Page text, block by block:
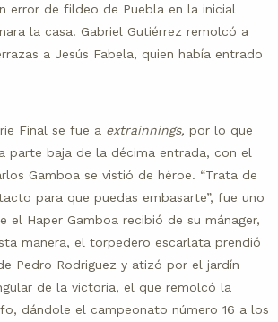
error de fildeo de Puebla en la inicial
la casa. Gabriel Gutiérrez remolcó a
a Jesús Fabela, quien había entrado
Final se fue a extrainnings, por lo que
parte baja de la décima entrada, con el
Gamboa se vistió de héroe. “Trata de
para que puedas embasarte”, fue uno
el Haper Gamboa recibió de su mánager,
manera, el torpedero escarlata prendió
Pedro Rodriguez y atizó por el jardín
de la victoria, el que remolcó la
dándole el campeonato número 16 a los